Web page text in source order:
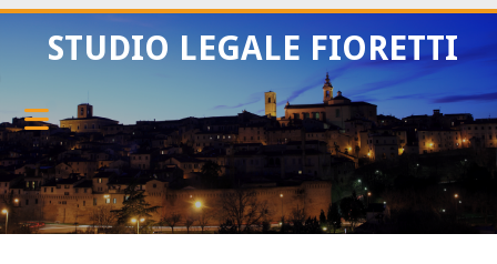
STUDIO LEGALE FIORETTI